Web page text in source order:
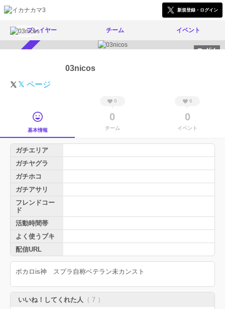
新規登録・ログイン
プレイヤー チーム イベント
454
03nicos
𝕏 ページ
基本情報
0
0
チーム
0
0
イベント
ガチエリア
ガチヤグラ
ガチホコ
ガチアサリ
フレンドコー
ド
活動時間帯
よく使うブキ
配信URL
ボカロis神 スプラ自称ベテラン未カンスト
いいね！してくれた人 （ 7 ）